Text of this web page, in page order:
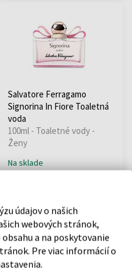
Salvatore Ferragamo
Signorina In Fiore Toaletná
voda
100ml - Toaletné vody -
Ženy
Na sklade
údajov o našich
webových stránok,
a na poskytovanie
Pre viac informácií o